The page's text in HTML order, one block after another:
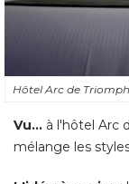
Hôtel Arc de
Vu... à l'hôtel Arc
mélange les